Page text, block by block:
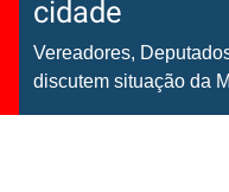
cidade
Vereadores,
discutem situação da